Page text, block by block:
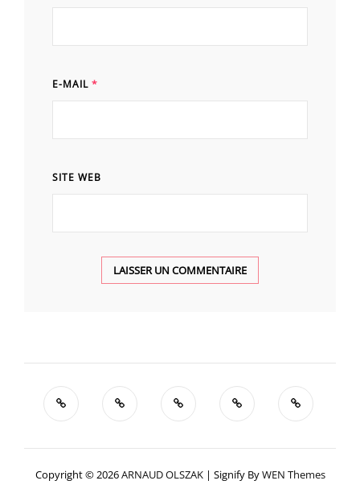
E-MAIL *
SITE WEB
Copyright © 2026ARNAUD OLSZAK | Signify ByWEN Themes